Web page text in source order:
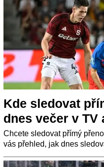
Kde sledovat
dnes večer v TV
Chcete sledovat přímý
vás přehled, jak dnes